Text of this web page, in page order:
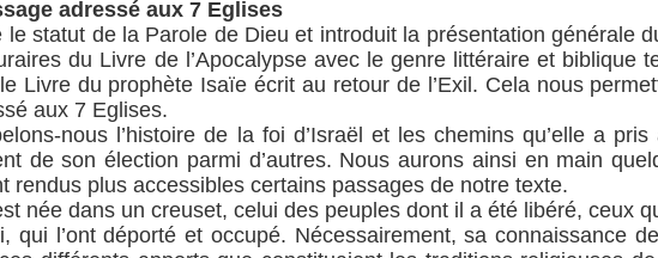
adressé aux 7 Eglises
le statut de la Parole de Dieu et introduit la présentation générale
du Livre de l’Apocalypse avec le genre littéraire et biblique
Livre du prophète Isaïe écrit au retour de l’Exil. Cela nous
aux 7 Eglises.
nous l’histoire de la foi d’Israël et les chemins qu’elle a
de son élection parmi d’autres. Nous aurons ainsi en main
rendus plus accessibles certains passages de notre texte.
née dans un creuset, celui des peuples dont il a été libéré, ceux
qui l’ont déporté et occupé. Nécessairement, sa connaissance